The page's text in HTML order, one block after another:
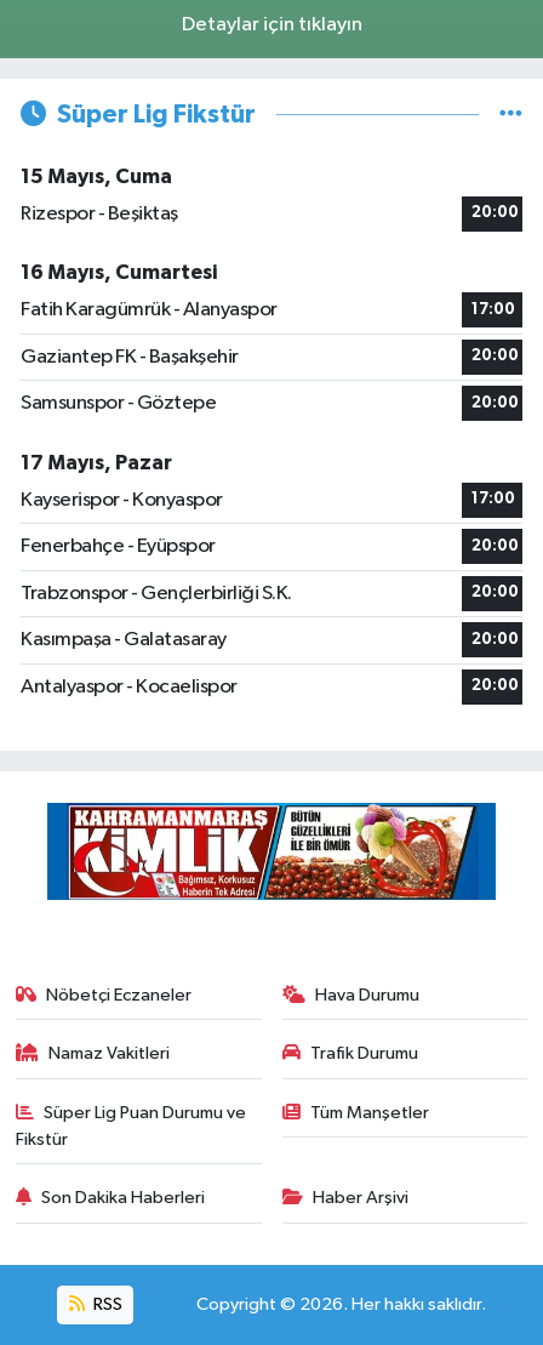
Detaylar için tıklayın
Süper Lig Fikstür
15 Mayıs, Cuma
Rizespor - Beşiktaş
20:00
16 Mayıs, Cumartesi
Fatih Karagümrük - Alanyaspor
17:00
Gaziantep FK - Başakşehir 20:00
Samsunspor - Göztepe 20:00
17 Mayıs, Pazar
Kayserispor - Konyaspor
17:00
Fenerbahçe - Eyüpspor 20:00
Trabzonspor - Gençlerbirliği S.K. 20:00
Kasımpaşa - Galatasaray 20:00
Antalyaspor - Kocaelispor 20:00
Nöbetçi Eczaneler Hava Durumu
Namaz Vakitleri Trafik Durumu
Süper Lig Puan Durumu ve
Fikstür
Tüm Manşetler
Son Dakika Haberleri Haber Arşivi
RSS Copyright © 2026. Her hakkı saklıdır.